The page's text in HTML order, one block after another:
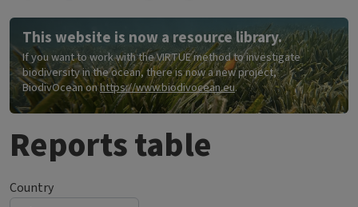
This website is now a resource library.
If you want to work with the VIRTUE method to investigate
biodiversity in the ocean, there is now a new project,
BiodivOcean onhttps://www.biodivocean.eu.
Reports table
Country